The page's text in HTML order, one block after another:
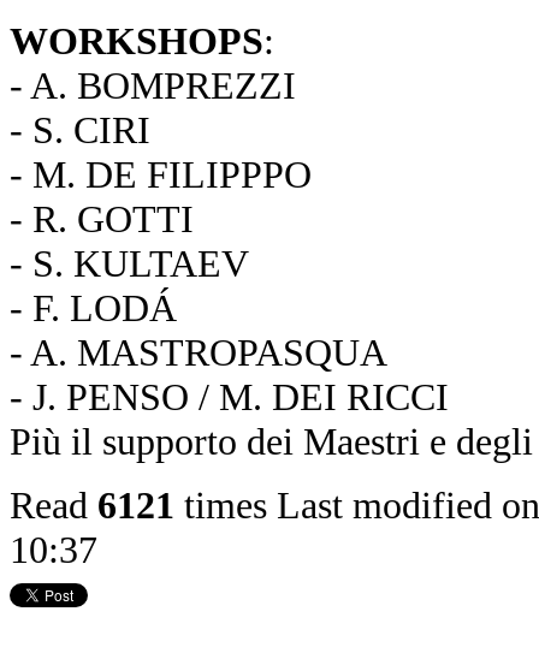
WORKSHOPS:
- A. BOMPREZZI
- S. CIRI
- M. DE FILIPPPO
- R. GOTTI
- S. KULTAEV
- F. LODÁ
- A. MASTROPASQUA
- J. PENSO / M. DEI RICCI
Più il supporto dei Maestri e
Read 6121 times Last modified
10:37